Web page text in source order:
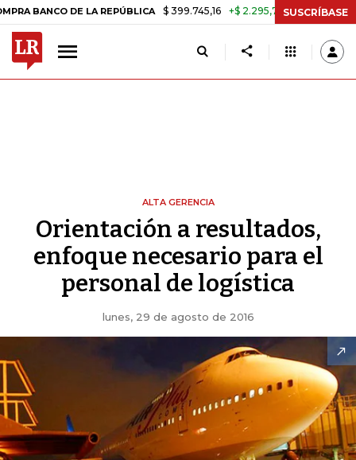
DE LA REPÚBLICA $ 399.745,16 +$ 2.295,71 +0,58% TASA
SUSCRÍBASE
ALTA GERENCIA
Orientación a resultados,
enfoque necesario para el
personal de logística
lunes, 29 de agosto de 2016